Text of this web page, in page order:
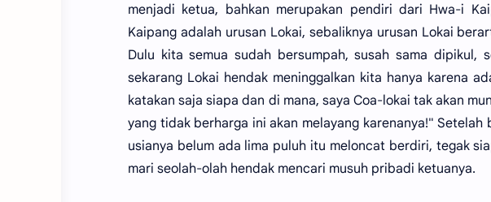
menjadi ketua, bahkan merupakan pendiri dari Hwa-i
Kaipang adalah urusan Lokai, sebaliknya urusan Lokai
Dulu kita semua sudah bersumpah, susah sama dipikul,
sekarang Lokai hendak meninggalkan kita hanya karena
katakan saja siapa dan di mana, saya Coa-lokai tak akan
yang tidak berharga ini akan melayang karenanya!"
usianya belum ada lima puluh itu meloncat berdiri, tegak
mari seolah-olah hendak mencari musuh pribadi ketuanya.